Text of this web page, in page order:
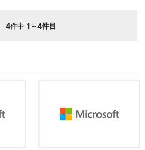
4件中 1～4件目